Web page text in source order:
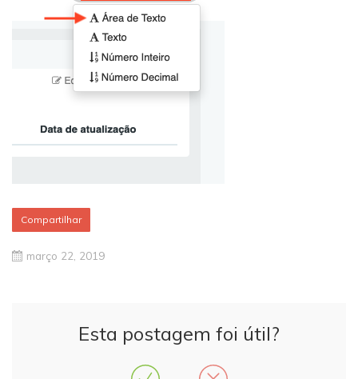
Compartilhar
março 22, 2019
Esta postagem foi útil?